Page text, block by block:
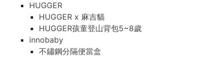
HUGGER
HUGGER x 麻吉貓
HUGGER孩童登山背包5~8歲
innobaby
不鏽鋼分隔便當盒